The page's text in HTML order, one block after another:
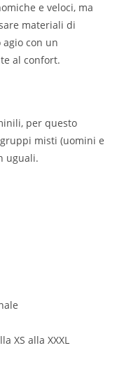
e veloci, ma
materiali di
con un
al confort.
per questo
misti (uomini e
uguali.
XS alla XXXL